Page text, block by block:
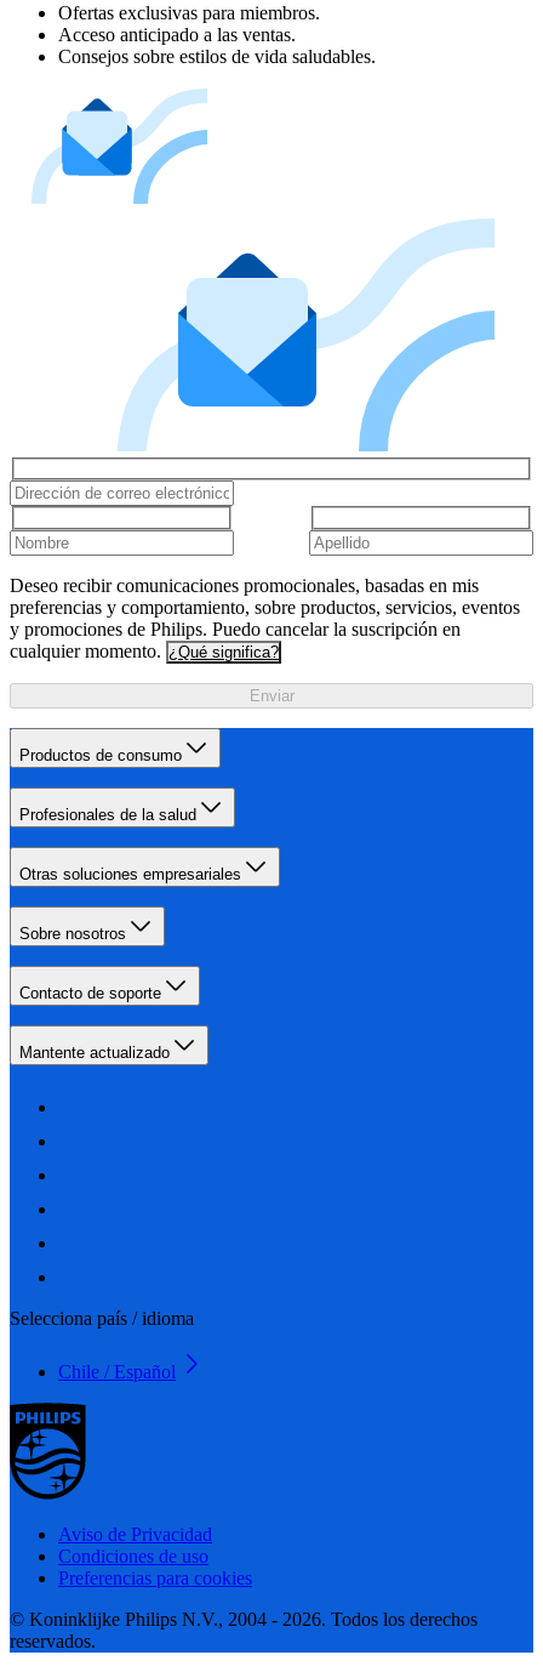
Ofertas exclusivas para miembros.
Acceso anticipado a las ventas.
Consejos sobre estilos de vida saludables.
Deseo recibir comunicaciones promocionales, basadas en mis
preferencias y comportamiento, sobre productos, servicios, eventos
y promociones de Philips. Puedo cancelar la suscripción en
cualquier momento. ¿Qué significa?
Enviar
Productos de consumo
Profesionales de la salud
Otras soluciones empresariales
Sobre nosotros
Contacto de soporte
Mantente actualizado
Selecciona país / idioma
Chile / Español
Aviso de Privacidad
Condiciones de uso
Preferencias para cookies
© Koninklijke Philips N.V., 2004 - 2026. Todos los derechos
reservados.